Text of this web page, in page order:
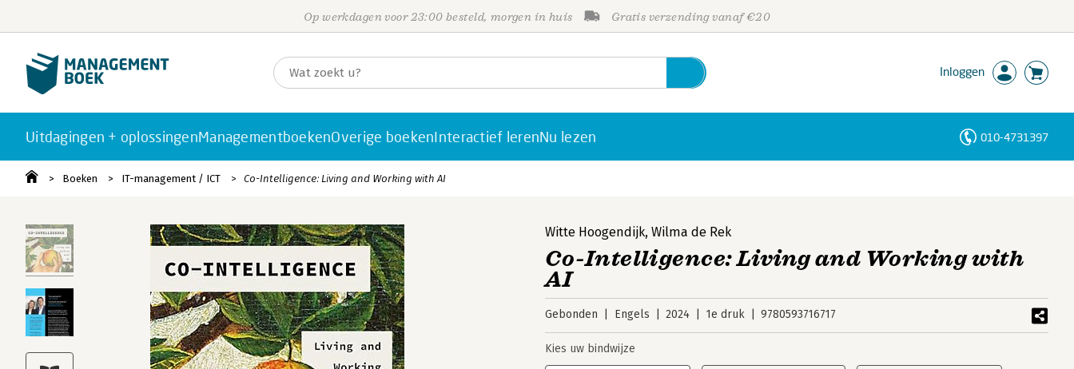
Op werkdagen voor 23:00 besteld, morgen in huis Gratis verzending vanaf €20
Inloggen
Uitdagingen + oplossingenManagementboekenOverige boekenInteractief lerenNu lezen 010-4731397
Boeken IT-management / ICT Co-Intelligence: Living and Working with AI
Witte Hoogendijk, Wilma de Rek
Co-Intelligence: Living and Working with
AI
Gebonden Engels 2024 1e druk 9780593716717
Kies uw bindwijze
Personen